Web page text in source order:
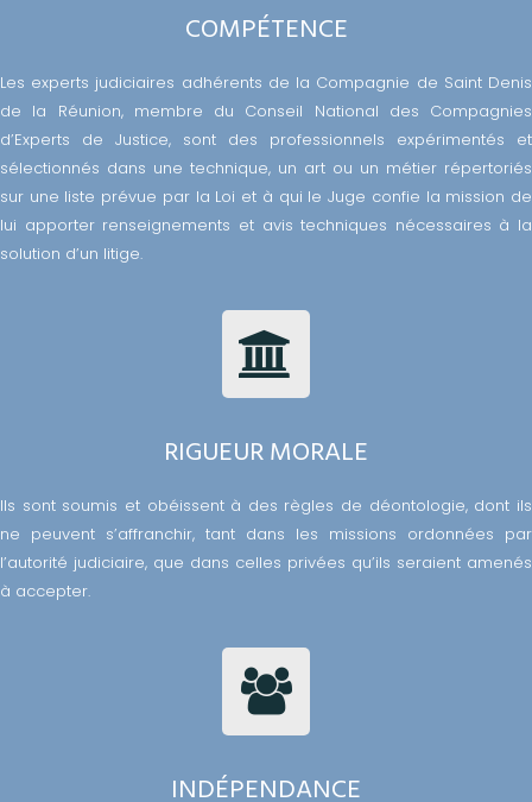
COMPÉTENCE
Les experts judiciaires adhérents de la Compagnie de Saint Denis
de la Réunion, membre du Conseil National des Compagnies
d’Experts de Justice, sont des professionnels expérimentés et
sélectionnés dans une technique, un art ou un métier répertoriés
sur une liste prévue par la Loi et à qui le Juge confie la mission de
lui apporter renseignements et avis techniques nécessaires à la
solution d’un litige.
RIGUEUR MORALE
Ils sont soumis et obéissent à des règles de déontologie, dont ils
ne peuvent s’affranchir, tant dans les missions ordonnées par
l’autorité judiciaire, que dans celles privées qu’ils seraient amenés
à accepter.
INDÉPENDANCE